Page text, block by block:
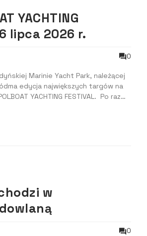
YACHTING
lipca 2026 r.
0
Marinie Yacht Park, należącej
edycja największych targów na
YACHTING FESTIVAL. Po raz
i skutery wodne, do tego
w
0